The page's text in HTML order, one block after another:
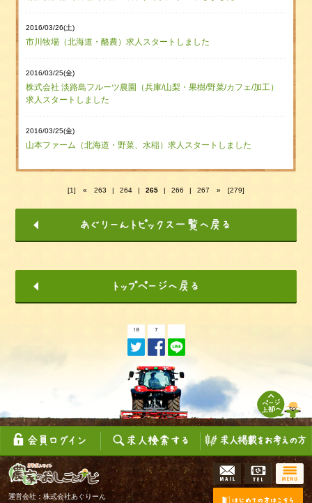
2016/03/26(土)
市川牧場（北海道・酪農）求人スタートしました
2016/03/25(金)
株式会社 淡路島フルーツ農園（兵庫/山梨・果樹/野菜/カフェ/加工）
求人スタートしました
2016/03/25(金)
山本ファーム（北海道・野菜、水稲）求人スタートしました
[1] « 263 264 265 266 267 » [279]
運営会社：株式会社あぐりーん